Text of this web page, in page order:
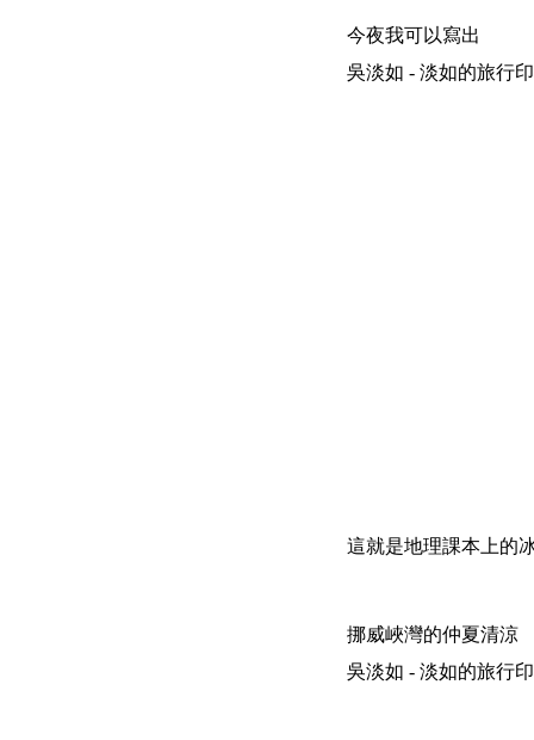
今夜我可以寫出
吳淡如 - 淡如的旅行印
這就是地理課本上的
挪威峽灣的仲夏清涼
吳淡如 - 淡如的旅行印